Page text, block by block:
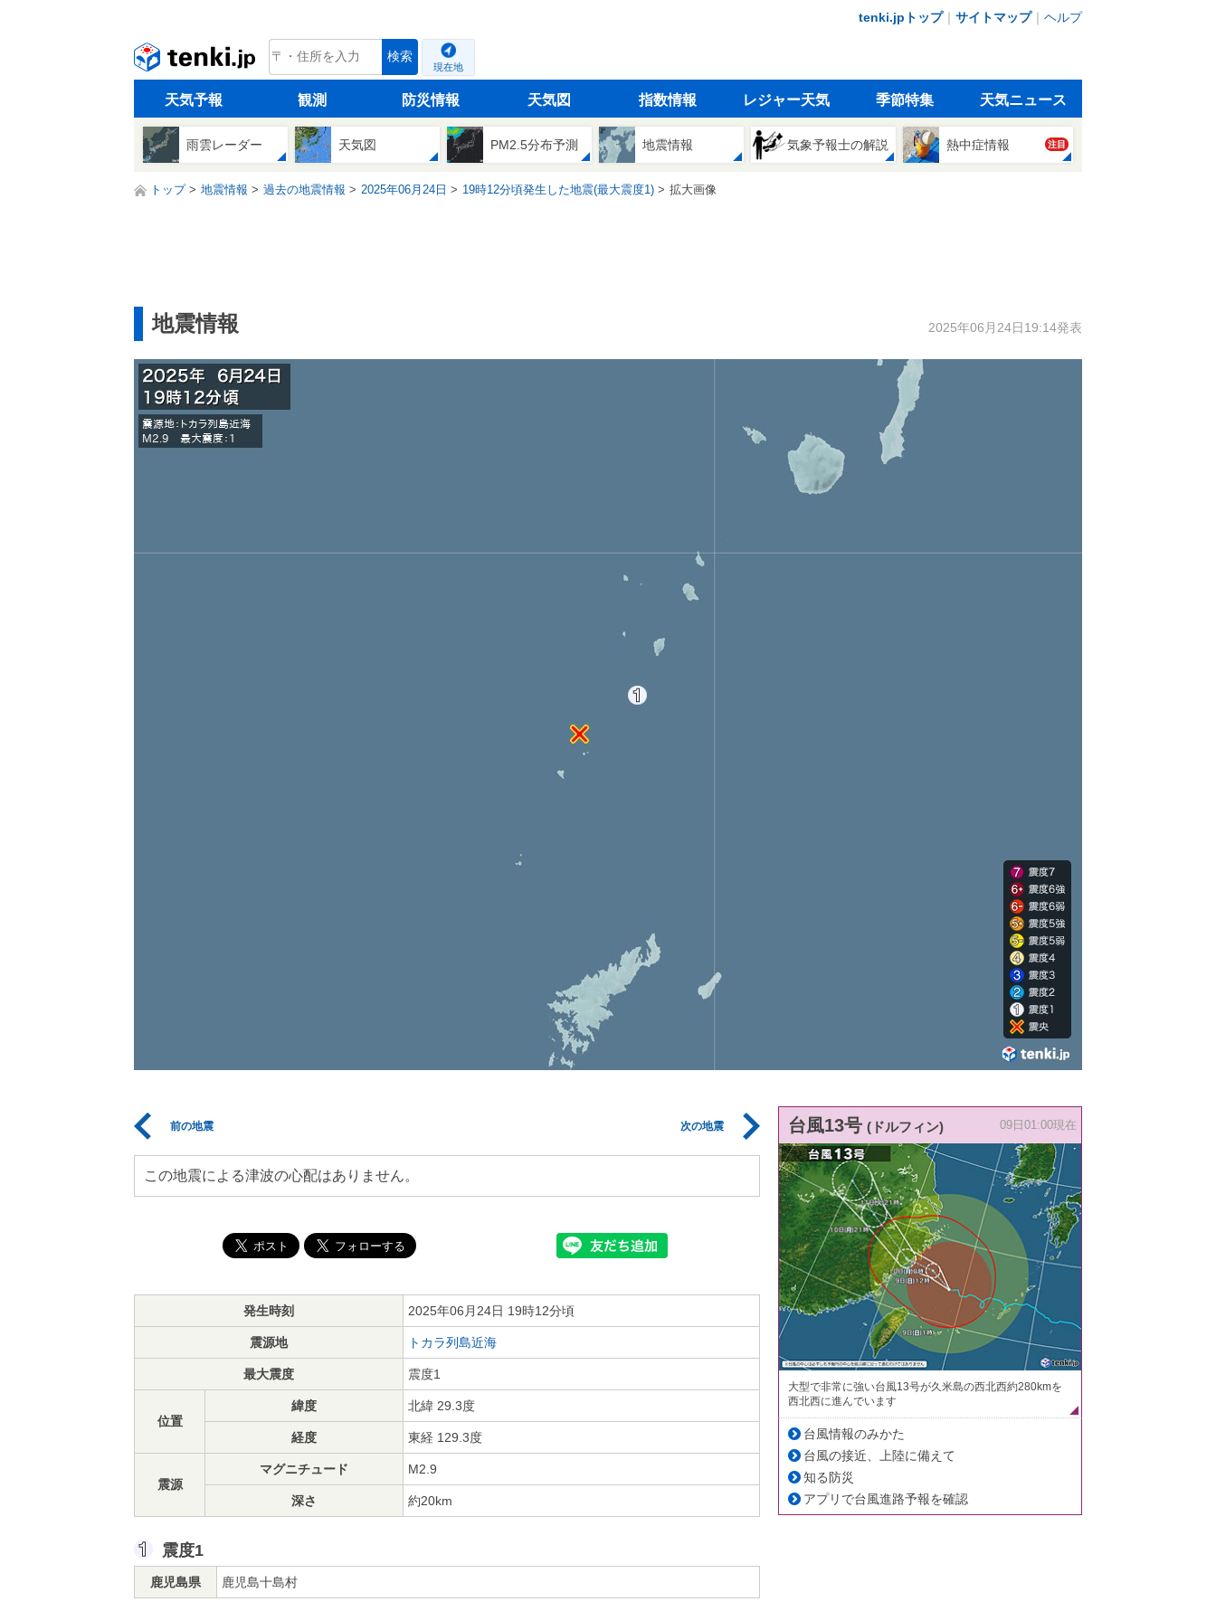
tenki.jpトップ｜ サイトマップ｜ ヘルプ
tenki.jp 検索
現在地
天気予報 観測 防災情報 天気図 指数情報 レジャー天気 季節特集 天気ニュース
雨雲レーダー 天気図 PM2.5分布予測 地震情報 気象予報士の解説 熱中症情報 注目
トップ 地震情報 過去の地震情報 2025年06月24日 19時12分頃発生した地震(最大震度1) 拡大画像
地震情報 2025年06月24日19:14発表
前の地震 次の地震
この地震による津波の心配はありません。
発生時刻 2025年06月24日 19時12分頃
震源地 トカラ列島近海
最大震度 震度1
位置
緯度 北緯 29.3度
経度 東経 129.3度
震源
マグニチュード M2.9
深さ 約20km
震度1
鹿児島県 鹿児島十島村
台風13号 (ドルフィン) 09日01:00現在
大型で非常に強い台風13号が久米島の西北西約280kmを
西北西に進んでいます
台風情報のみかた
台風の接近、上陸に備えて
知る防災
アプリで台風進路予報を確認